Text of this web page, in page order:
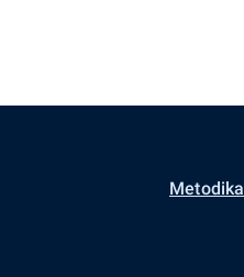
Metodika